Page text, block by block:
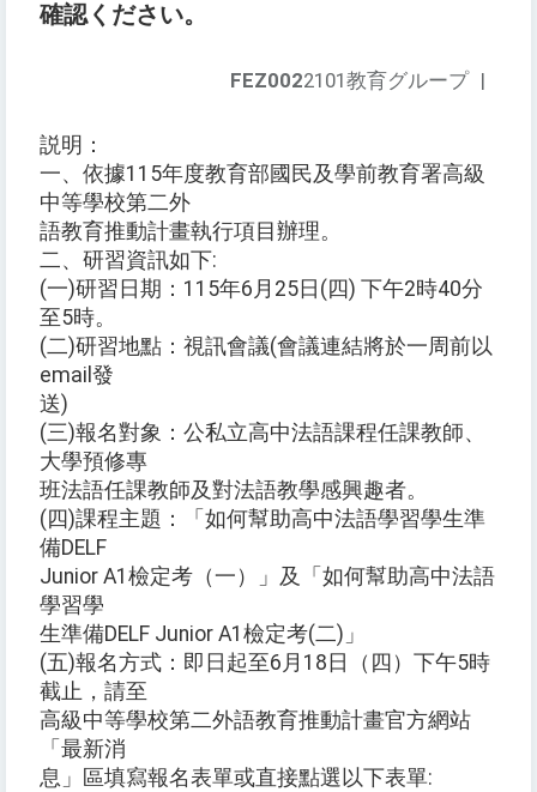
確認ください。
FEZ0022101教育グループ |
説明：
一、依據115年度教育部國民及學前教育署高級
中等學校第二外
語教育推動計畫執行項目辦理。
二、研習資訊如下:
(一)研習日期：115年6月25日(四) 下午2時40分
至5時。
(二)研習地點：視訊會議(會議連結將於一周前以
email發
送)
(三)報名對象：公私立高中法語課程任課教師、
大學預修專
班法語任課教師及對法語教學感興趣者。
(四)課程主題：「如何幫助高中法語學習學生準
備DELF
Junior A1檢定考（一）」及「如何幫助高中法語
學習學
生準備DELF Junior A1檢定考(二)」
(五)報名方式：即日起至6月18日（四）下午5時
截止，請至
高級中等學校第二外語教育推動計畫官方網站
「最新消
息」區填寫報名表單或直接點選以下表單: